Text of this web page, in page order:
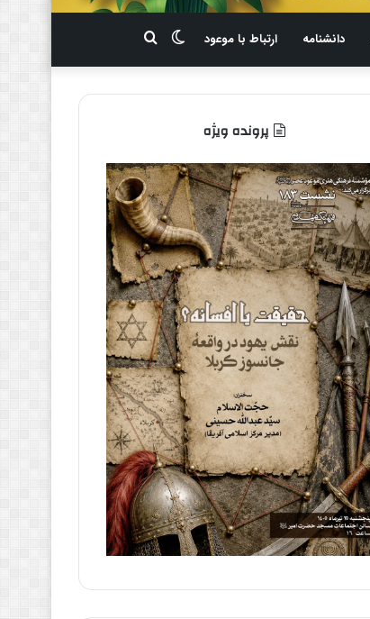
دانشنامه ارتباط با موعود
برای
تغییر
پوسته
پرونده ویژه